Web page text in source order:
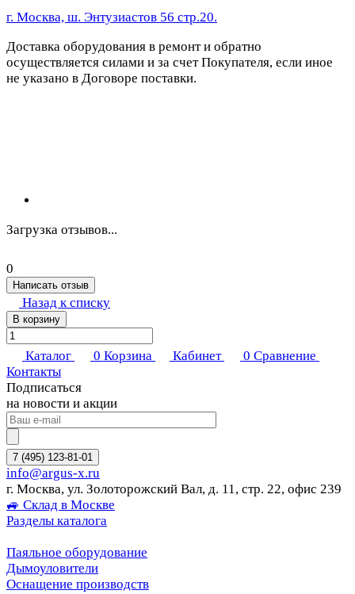
г. Москва, ш. Энтузиастов 56 стр.20.
Доставка оборудования в ремонт и обратно
осуществляется силами и за счет Покупателя, если иное
не указано в Договоре поставки.
Загрузка отзывов...
0
Написать отзыв
Назад к списку
В корзину
Каталог 0 Корзина Кабинет 0 Сравнение
Контакты
Подписаться
на новости и акции
7 (495) 123-81-01
info@argus-x.ru
г. Москва, ул. Золоторожский Вал, д. 11, стр. 22, офис 239
🚙 Склад в Москве
Разделы каталога
Паяльное оборудование
Дымоуловители
Оснащение производств